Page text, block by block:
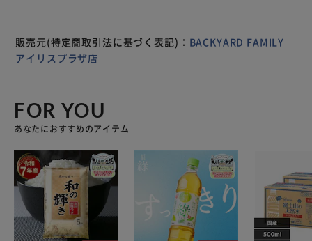
販売元(特定商取引法に基づく表記)： BACKYARD FAMILY
アイリスプラザ店
FOR YOU
あなたにおすすめのアイテム